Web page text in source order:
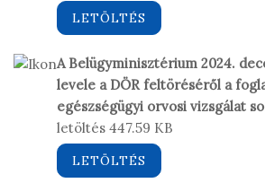
LETÖLTÉS
A Belügyminisztérium 2024.
levele a DÖR feltöréséről a
egészségügyi orvosi vizsgálat
letöltés 447.59 KB
LETÖLTÉS